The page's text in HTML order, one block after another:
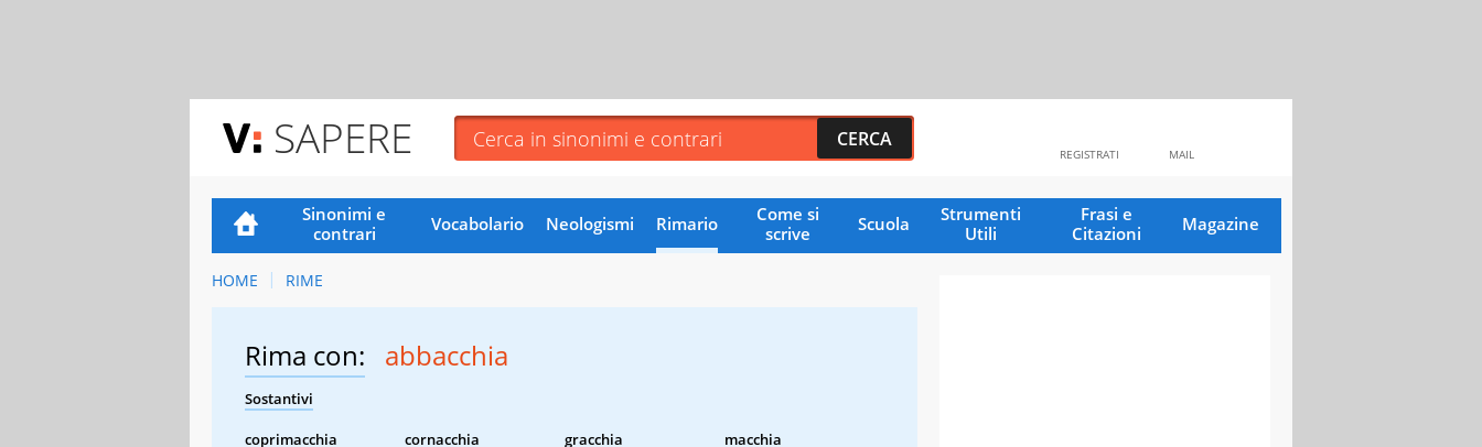
SAPERE MAIL
REGISTRATI
Sinonimi e
contrari
Vocabolario Neologismi Rimario
Come si
scrive
Scuola
Strumenti
Utili
Frasi e
Citazioni
Magazine
HOME RIME
Rima con: abbacchia
Sostantivi
coprimacchia cornacchia gracchia
macchia